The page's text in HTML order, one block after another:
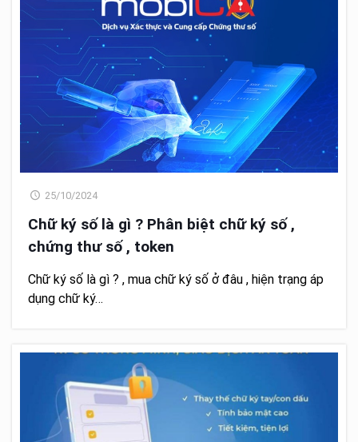
25/10/2024
Chữ ký số là gì ? Phân biệt chữ ký số ,
chứng thư số , token
Chữ ký số là gì ? , mua chữ ký số ở đâu , hiện trạng áp
dụng chữ ký…